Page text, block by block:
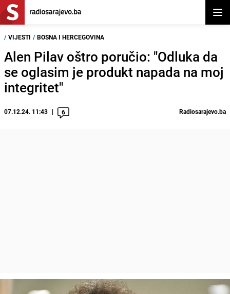
/ VIJESTI / BOSNA I HERCEGOVINA
Alen Pilav oštro poručio: "Odluka da
se oglasim je produkt napada na moj
integritet"
07.12.24. 11:43 6 Radiosarajevo.ba